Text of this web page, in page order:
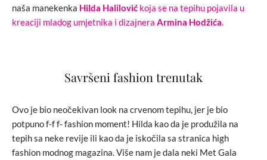
naša manekenka Hilda Halilović koja se na tepihu pojavila u
kreaciji mladog umjetnika i dizajnera Armina Hodžića
Savršeni fashion trenutak
Ovo je bio neočekivan look na crvenom tepihu, jer je bio
potpuno f-f f- fashion moment! Hilda kao da je produžila na
tepih sa neke revije ili kao da je iskočila sa stranica high
fashion modnog magazina. Više nam je dala neki Met Gala